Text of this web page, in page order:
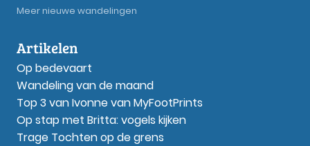
Meer nieuwe wandelingen
Artikelen
Op bedevaart
Wandeling van de maand
Top 3 van Ivonne van MyFootPrints
Op stap met Britta: vogels kijken
Trage Tochten op de grens